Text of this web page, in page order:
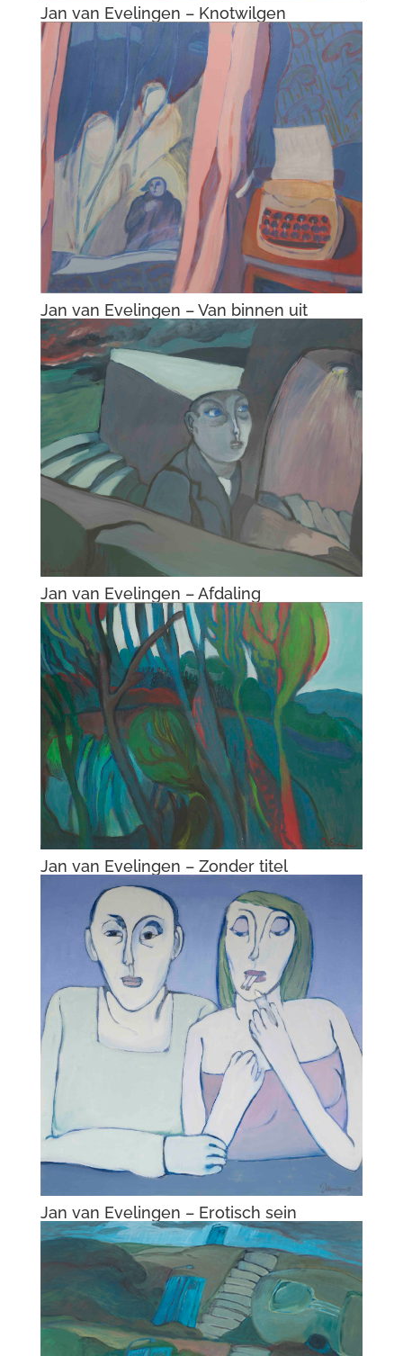
Jan van Evelingen – Knotwilgen
Jan van Evelingen – Van binnen uit
Jan van Evelingen – Afdaling
Jan van Evelingen – Zonder titel
Jan van Evelingen – Erotisch sein